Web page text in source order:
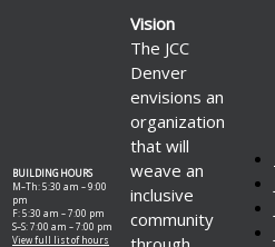
BUILDING HOURS
M–Th: 5:30 am – 9:00
pm
F: 5:30 am – 7:00 pm
S–S: 7:00 am – 7:00 pm
View full list of hours
Vision
The JCC
Denver
envisions an
organization
that will
weave an
inclusive
community